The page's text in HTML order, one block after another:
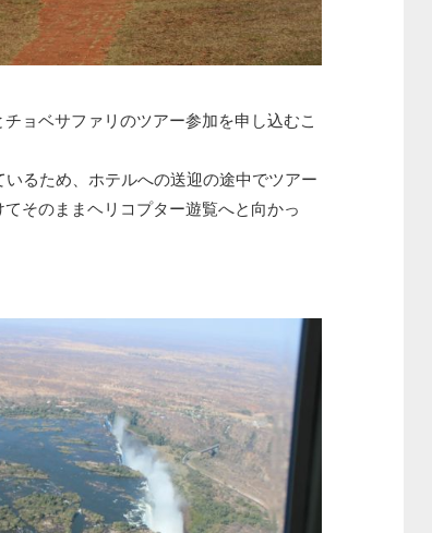
ョベサファリのツアー参加を申し込むこ
るため、ホテルへの送迎の途中でツアー
そのままヘリコプター遊覧へと向かっ